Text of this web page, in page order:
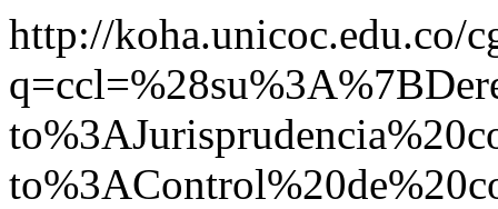
http://koha.unicoc.edu.co/